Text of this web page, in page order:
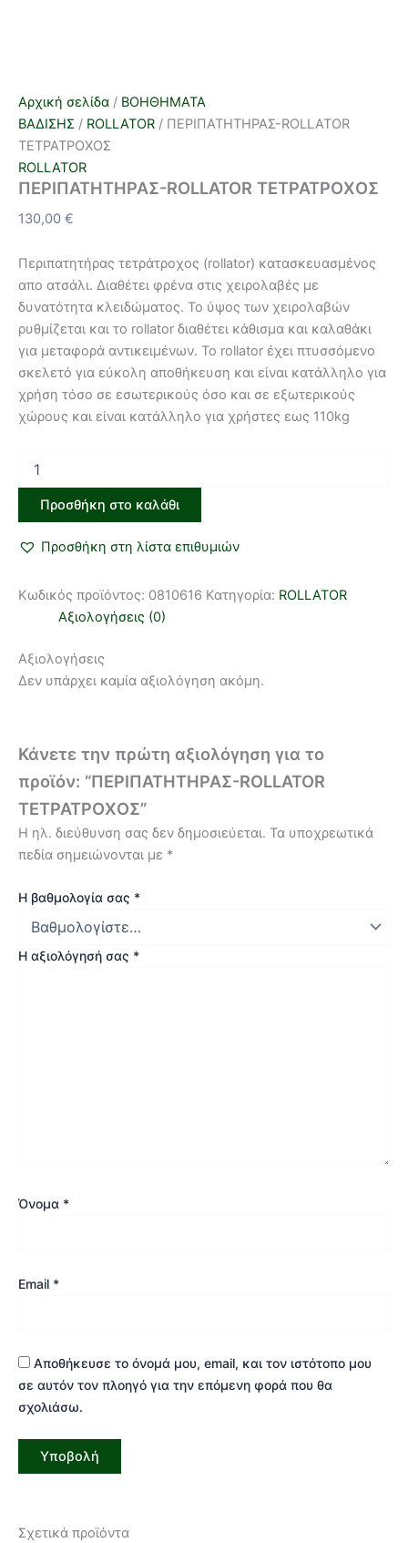
Αρχική σελίδα / ΒΟΗΘΗΜΑΤΑ
ΒΑΔΙΣΗΣ / ROLLATOR / ΠΕΡΙΠΑΤΗΤΗΡΑΣ-ROLLATOR
ΤΕΤΡΑΤΡΟΧΟΣ
ROLLATOR
ΠΕΡΙΠΑΤΗΤΗΡΑΣ-ROLLATOR ΤΕΤΡΑΤΡΟΧΟΣ
130,00 €
Περιπατητήρας τετράτροχος (rollator) κατασκευασμένος
απο ατσάλι. Διαθέτει φρένα στις χειρολαβές με
δυνατότητα κλειδώματος. Το ύψος των χειρολαβών
ρυθμίζεται και το rollator διαθέτει κάθισμα και καλαθάκι
για μεταφορά αντικειμένων. Το rollator έχει πτυσσόμενο
σκελετό για εύκολη αποθήκευση και είναι κατάλληλο για
χρήση τόσο σε εσωτερικούς όσο και σε εξωτερικούς
χώρους και είναι κατάλληλο για χρήστες εως 110kg
Προσθήκη στο καλάθι
Προσθήκη στη λίστα επιθυμιών
Κωδικός προϊόντος: 0810616 Κατηγορία: ROLLATOR
Αξιολογήσεις (0)
Αξιολογήσεις
Δεν υπάρχει καμία αξιολόγηση ακόμη.
Κάνετε την πρώτη αξιολόγηση για το
προϊόν: “ΠΕΡΙΠΑΤΗΤΗΡΑΣ-ROLLATOR
ΤΕΤΡΑΤΡΟΧΟΣ”
Η ηλ. διεύθυνση σας δεν δημοσιεύεται. Τα υποχρεωτικά
πεδία σημειώνονται με *
Η βαθμολογία σας *
Η αξιολόγησή σας *
Όνομα *
Email *
Αποθήκευσε το όνομά μου, email, και τον ιστότοπο μου
σε αυτόν τον πλοηγό για την επόμενη φορά που θα
σχολιάσω.
Σχετικά προϊόντα